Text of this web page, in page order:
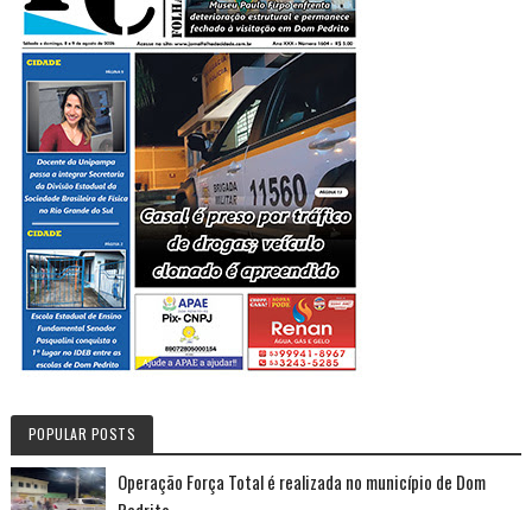
POPULAR POSTS
Operação Força Total é realizada no município de Dom